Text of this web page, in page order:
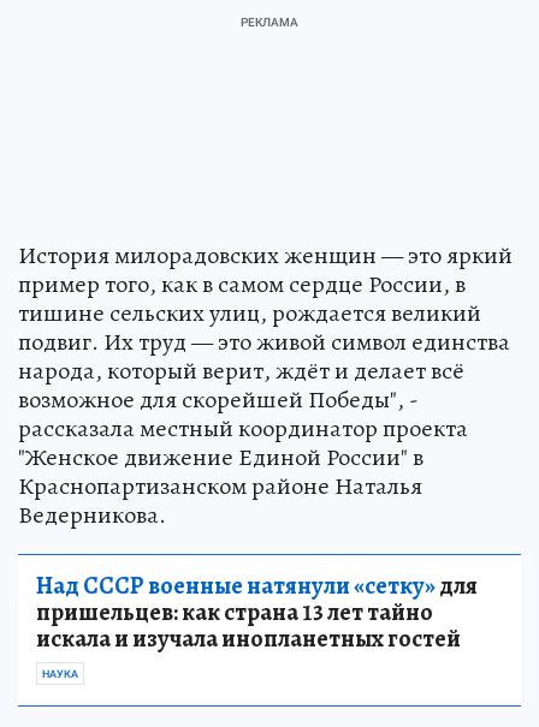
История милорадовских женщин — это яркий
пример того, как в самом сердце России, в
тишине сельских улиц, рождается великий
подвиг. Их труд — это живой символ единства
народа, который верит, ждёт и делает всё
возможное для скорейшей Победы", -
рассказала местный координатор проекта
"Женское движение Единой России" в
Краснопартизанском районе Наталья
Ведерникова.
Над СССР военные натянули «сетку»для
пришельцев: как страна 13 лет тайно
искала и изучала инопланетных гостей
НАУКА